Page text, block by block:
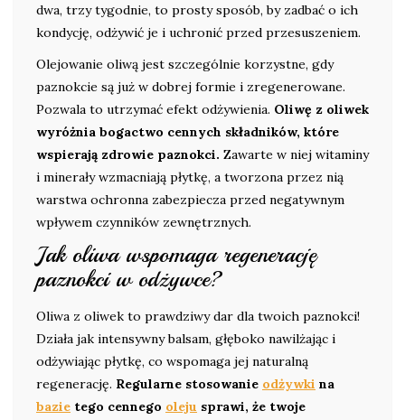
dwa, trzy tygodnie, to prosty sposób, by zadbać o ich
kondycję, odżywić je i uchronić przed przesuszeniem.
Olejowanie oliwą jest szczególnie korzystne, gdy
paznokcie są już w dobrej formie i zregenerowane.
Pozwala to utrzymać efekt odżywienia. Oliwę z oliwek
wyróżnia bogactwo cennych składników, które
wspierają zdrowie paznokci. Zawarte w niej witaminy
i minerały wzmacniają płytkę, a tworzona przez nią
warstwa ochronna zabezpiecza przed negatywnym
wpływem czynników zewnętrznych.
Jak oliwa wspomaga regenerację
paznokci w odżywce?
Oliwa z oliwek to prawdziwy dar dla twoich paznokci!
Działa jak intensywny balsam, głęboko nawilżając i
odżywiając płytkę, co wspomaga jej naturalną
regenerację. Regularne stosowanie odżywki na
bazie tego cennego oleju sprawi, że twoje